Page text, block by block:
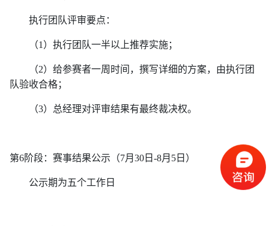
执行团队评审要点：
（1）执行团队一半以上推荐实施；
（2）给参赛者一周时间，撰写详细的方案，由执行团
队验收合格；
（3）总经理对评审结果有最终裁决权。
第6阶段：赛事结果公示（7月30日-8月5日）
公示期为五个工作日